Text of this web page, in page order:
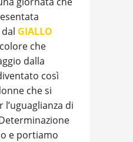
GIALLO
che
dalla
così
che si
di
e portiamo